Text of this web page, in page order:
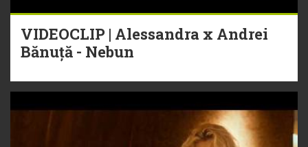
VIDEOCLIP | Alessandra x Andrei
Bănuță - Nebun